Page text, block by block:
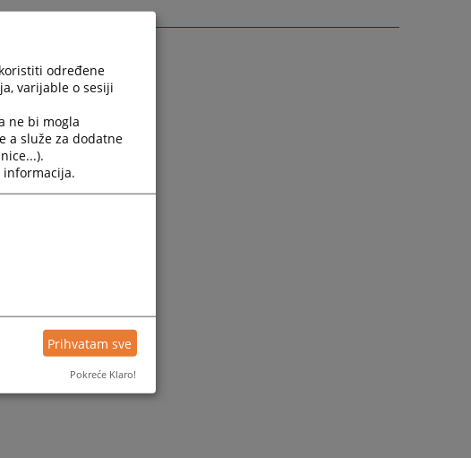
određene
varijable o sesiji
ne bi mogla
a služe za dodatne
Prihvatam sve
Pokreće Klaro!